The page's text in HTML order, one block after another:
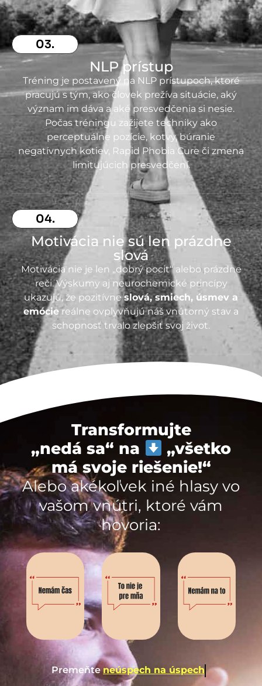
03.
NLP prístup
Tréning je postavený na NLP prístupoch, ktoré
pracujú s tým, ako človek prežíva situácie, aký
význam im dáva a aké presvedčenia si nesie.
Počas tréningu zažijete techniky ako
perceptuálne pozície, kotvy, búranie
negatívnych kotiev, Rapid Phobia Cure či zmena
limitujúcich presvedčení.
04.
Motivácia nie sú len prázdne
slová
Motivácia nie je len „dobrý pocit“ alebo prázdne
reči. Výskumy aj neurochemické princípy
ukazujú, že pozitívneslová, smiech, úsmev a
emóciereálne ovplyvňujú náš vnútorný stav a
schopnosť trvalo zlepšiť svoj život.
Transformujte
„nedá sa“ na
„všetko
má svoje riešenie!“
Alebo akékoľvek iné hlasy vo
vašom vnútri, ktoré vám
hovoria:
Premeňte smútok na radosť